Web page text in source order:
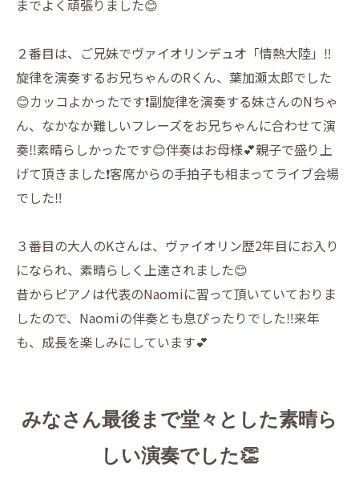
までよく頑張りました😊
２番目は、ご兄妹でヴァイオリンデュオ「情熱大陸」‼️
旋律を演奏するお兄ちゃんのRくん、葉加瀬太郎でした
😊カッコよかったです❗️副旋律を演奏する妹さんのNちゃ
ん、なかなか難しいフレーズをお兄ちゃんに合わせて演
奏‼️素晴らしかったです😊伴奏はお母様💕親子で盛り上
げて頂きました❗️客席からの手拍子も相まってライブ会場
でした‼️
３番目の大人のKさんは、ヴァイオリン歴2年目にお入り
になられ、素晴らしく上達されました😊
昔からピアノは代表のNaomiに習って頂いていておりま
したので、Naomiの伴奏とも息ぴったりでした‼️来年
も、成長を楽しみにしています💕
みなさん最後まで堂々とした素晴ら
しい演奏でした👏